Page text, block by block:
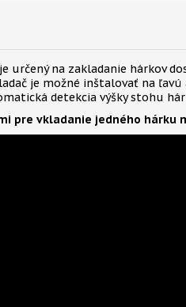
určený na zakladanie hárkov
je možné inštalovať na
detekcia výšky stohu
pre vkladanie jedného hárku